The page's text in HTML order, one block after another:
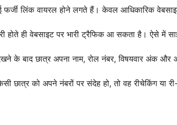
लिंक वायरल होने लगते हैं। केवल आधिकारिक
होते ही वेबसाइट पर भारी ट्रैफिक आ सकता है। ऐसे में
के बाद छात्र अपना नाम, रोल नंबर, विषयवार अंक
छात्र को अपने नंबरों पर संदेह हो, तो वह रीचेकिंग